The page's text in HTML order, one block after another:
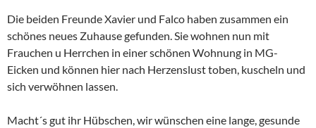
Die beiden Freunde Xavier und Falco haben zusammen ein
schönes neues Zuhause gefunden. Sie wohnen nun mit
Frauchen u Herrchen in einer schönen Wohnung in MG-
Eicken und können hier nach Herzenslust toben, kuscheln und
sich verwöhnen lassen.
Macht´s gut ihr Hübschen, wir wünschen eine lange, gesunde